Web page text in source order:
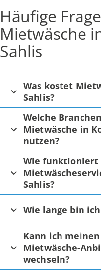
Häufige
Mietwäsche
Sahlis
Was kostet
Sahlis?
Welche
Mietwäsche in
nutzen?
Wie funktioniert
Sahlis?
Wie lange bin
Kann ich
Mietwäsche-
wechseln?